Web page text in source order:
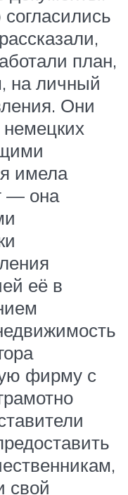
план,
на личный
Они
немецких
имела
— она
её в
фирму с
свой